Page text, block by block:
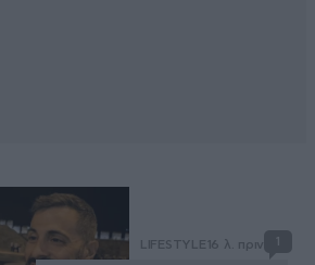
LIFESTYLE 16 λ. πριν